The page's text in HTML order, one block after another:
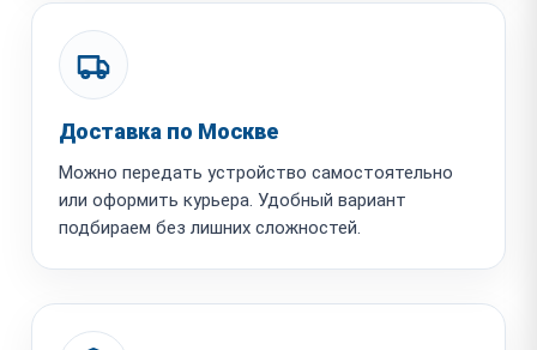
Доставка по Москве
Можно передать устройство самостоятельно
или оформить курьера. Удобный вариант
подбираем без лишних сложностей.